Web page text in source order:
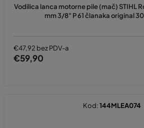
Vodilica lanca motorne pile (mač) STIHL
mm 3/8" P 61 članaka original
€47,92 bez PDV-a
€59,90
Kod:144MLEA074